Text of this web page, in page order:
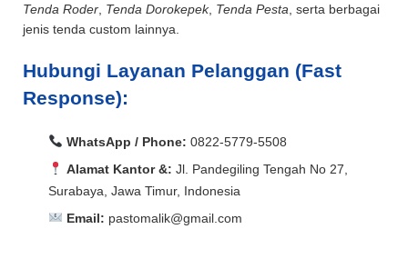
Tenda Roder Tenda Dorokepek, Tenda Pesta , serta berbagai
jenis tenda custom lainnya.
Hubungi Layanan Pelanggan (Fast
Response):
WhatsApp / Phone: 0822-5779-5508
Alamat Kantor &: Jl. Pandegiling Tengah No 27,
Surabaya, Jawa Timur, Indonesia
Email: pastomalik@gmail.com